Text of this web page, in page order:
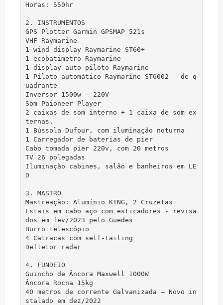
Horas: 550hr
2. INSTRUMENTOS
GPS Plotter Garmin GPSMAP 521s
VHF Raymarine
1 wind display Raymarine ST60+
1 ecobatimetro Raymarine
1 display auto piloto Raymarine
1 Piloto automático Raymarine ST6002 – de q
uadrante
Inversor 1500w - 220V
Som Paioneer Player
2 caixas de som interno + 1 caixa de som ex
ternas.
1 Bússola Dufour, com iluminação noturna
1 Carregador de baterias de pier
Cabo tomada píer 220v, com 20 metros
TV 26 polegadas
Iluminação cabines, salão e banheiros em LE
D
3. MASTRO
Mastreação: Alumínio KING, 2 Cruzetas
Estais em cabo aço com esticadores - revisa
dos em fev/2023 pelo Guedes
Burro telescópio
4 Catracas com self-tailing
Defletor radar
4. FUNDEIO
Guincho de Âncora Maxwell 1000W
Âncora Rocna 15kg
40 metros de corrente Galvanizada – Novo in
stalado em dez/2022